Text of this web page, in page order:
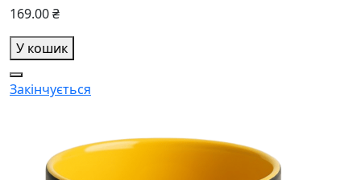
169.00 ₴
У кошик
Закінчується